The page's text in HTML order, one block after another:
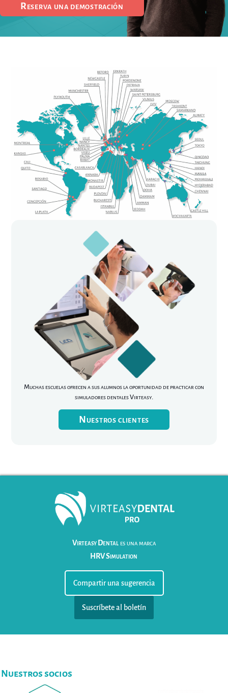
Reserva una demostración
Muchas escuelas ofrecen a sus alumnos la oportunidad de practicar con
simuladores dentales Virteasy.
Nuestros clientes
Virteasy Dentales una marca
HRV Simulation
Compartir una sugerencia
Suscríbete al boletín
Nuestros socios